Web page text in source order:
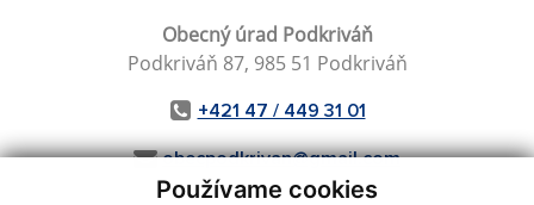
Používame cookies
Obecný úrad Podkriváň
Podkriváň 87, 985 51 Podkriváň
+421 47 / 449 31 01
obecpodkrivan@gmail.com